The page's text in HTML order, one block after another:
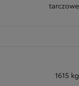
tarczowe
1615 kg